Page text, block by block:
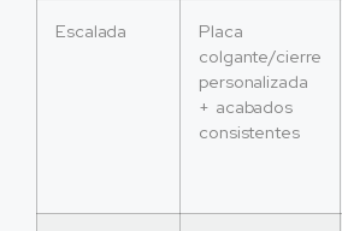
Escalada
Placa
colgante/cierre
personalizada
+ acabados
consistentes